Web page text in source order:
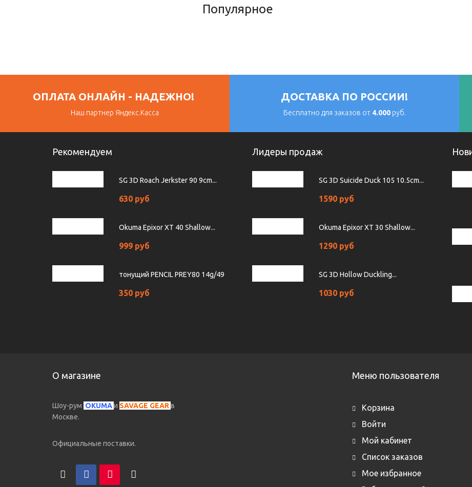
Популярное
ОПЛАТА ОНЛАЙН - НАДЕЖНО!
Наш партнер Яндекс.Касса
ДОСТАВКА ПО РОССИИ!
Бесплатно для заказов от 4.000руб.
Рекомендуем
SG 3D Roach Jerkster 90 9cm...
630 руб
Okuma Epixor XT 40 Shallow...
999 руб
тонущий PENCIL PREY80 14g/49
350 руб
Лидеры продаж
SG 3D Suicide Duck 105 10.5cm...
1590 руб
Okuma Epixor XT 30 Shallow...
1290 руб
SG 3D Hollow Duckling...
1030 руб
О магазине
Шоу-рум OKUMAи SAVAGE GEARв
Москве.
Официальные поставки.
Меню пользователя
Корзина
Войти
Мой кабинет
Список заказов
Мое избранное